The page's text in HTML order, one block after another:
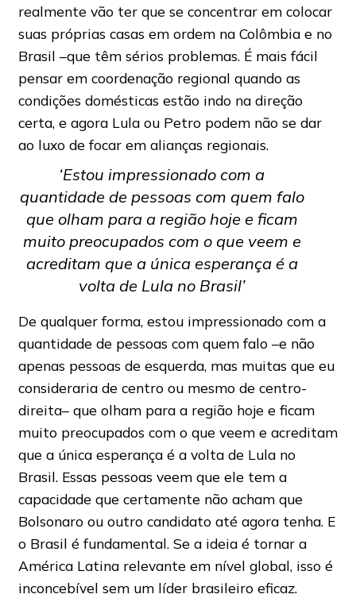
realmente vão ter que se concentrar em colocar
suas próprias casas em ordem na Colômbia e no
Brasil –que têm sérios problemas. É mais fácil
pensar em coordenação regional quando as
condições domésticas estão indo na direção
certa, e agora Lula ou Petro podem não se dar
ao luxo de focar em alianças regionais.
‘Estou impressionado com a
quantidade de pessoas com quem falo
que olham para a região hoje e ficam
muito preocupados com o que veem e
acreditam que a única esperança é a
volta de Lula no Brasil’
De qualquer forma, estou impressionado com a
quantidade de pessoas com quem falo –e não
apenas pessoas de esquerda, mas muitas que eu
consideraria de centro ou mesmo de centro-
direita– que olham para a região hoje e ficam
muito preocupados com o que veem e acreditam
que a única esperança é a volta de Lula no
Brasil. Essas pessoas veem que ele tem a
capacidade que certamente não acham que
Bolsonaro ou outro candidato até agora tenha. E
o Brasil é fundamental. Se a ideia é tornar a
América Latina relevante em nível global, isso é
inconcebível sem um líder brasileiro eficaz.